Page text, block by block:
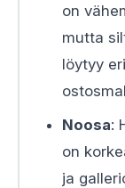
on
mutta
löytyy
Noosa:
on
ja